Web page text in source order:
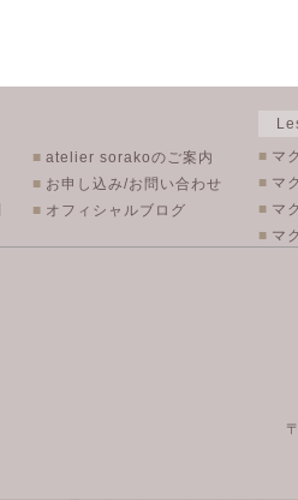
■ atelier sorakoのご案内
■ お申し込み/お問い合わせ
■ オフィシャルブログ
■ マ
■ マ
■ マ
■ マ